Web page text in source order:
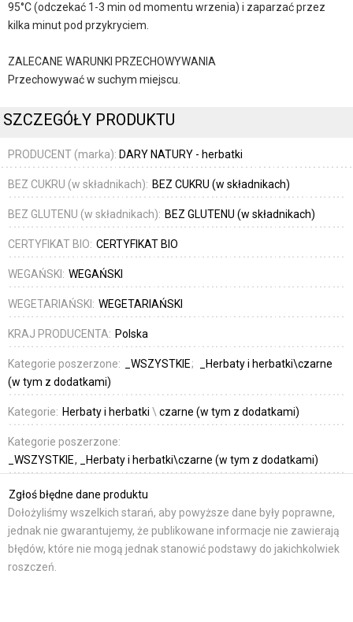
95°C (odczekać 1-3 min od momentu wrzenia) i zaparzać przez
kilka minut pod przykryciem.
ZALECANE WARUNKI PRZECHOWYWANIA
Przechowywać w suchym miejscu.
SZCZEGÓŁY PRODUKTU
PRODUCENT (marka): DARY NATURY - herbatki
BEZ CUKRU (w składnikach): BEZ CUKRU (w składnikach)
BEZ GLUTENU (w składnikach): BEZ GLUTENU (w składnikach)
CERTYFIKAT BIO: CERTYFIKAT BIO
WEGAŃSKI: WEGAŃSKI
WEGETARIAŃSKI: WEGETARIAŃSKI
KRAJ PRODUCENTA: Polska
Kategorie poszerzone: _WSZYSTKIE
_Herbaty i herbatki\czarne
(w tym z dodatkami)
Kategorie: Herbaty i herbatki \ czarne (w tym z dodatkami)
Kategorie poszerzone:
_WSZYSTKIE
_Herbaty i herbatki\czarne (w tym z dodatkami)
Zgłoś błędne dane produktu
Dołożyliśmy wszelkich starań, aby powyższe dane były poprawne,
jednak nie gwarantujemy, że publikowane informacje nie zawierają
błędów, które nie mogą jednak stanowić podstawy do jakichkolwiek
roszczeń.